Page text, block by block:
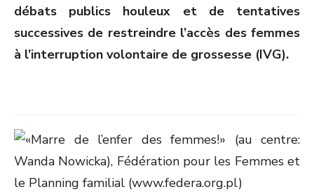
débats publics houleux et de tentatives
successives de restreindre l’accès des femmes
à l’interruption volontaire de grossesse (IVG).